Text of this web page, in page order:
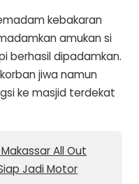
kebakaran
amukan si
berhasil dipadamkan.
jiwa namun
ke masjid terdekat
All Out
Jadi Motor